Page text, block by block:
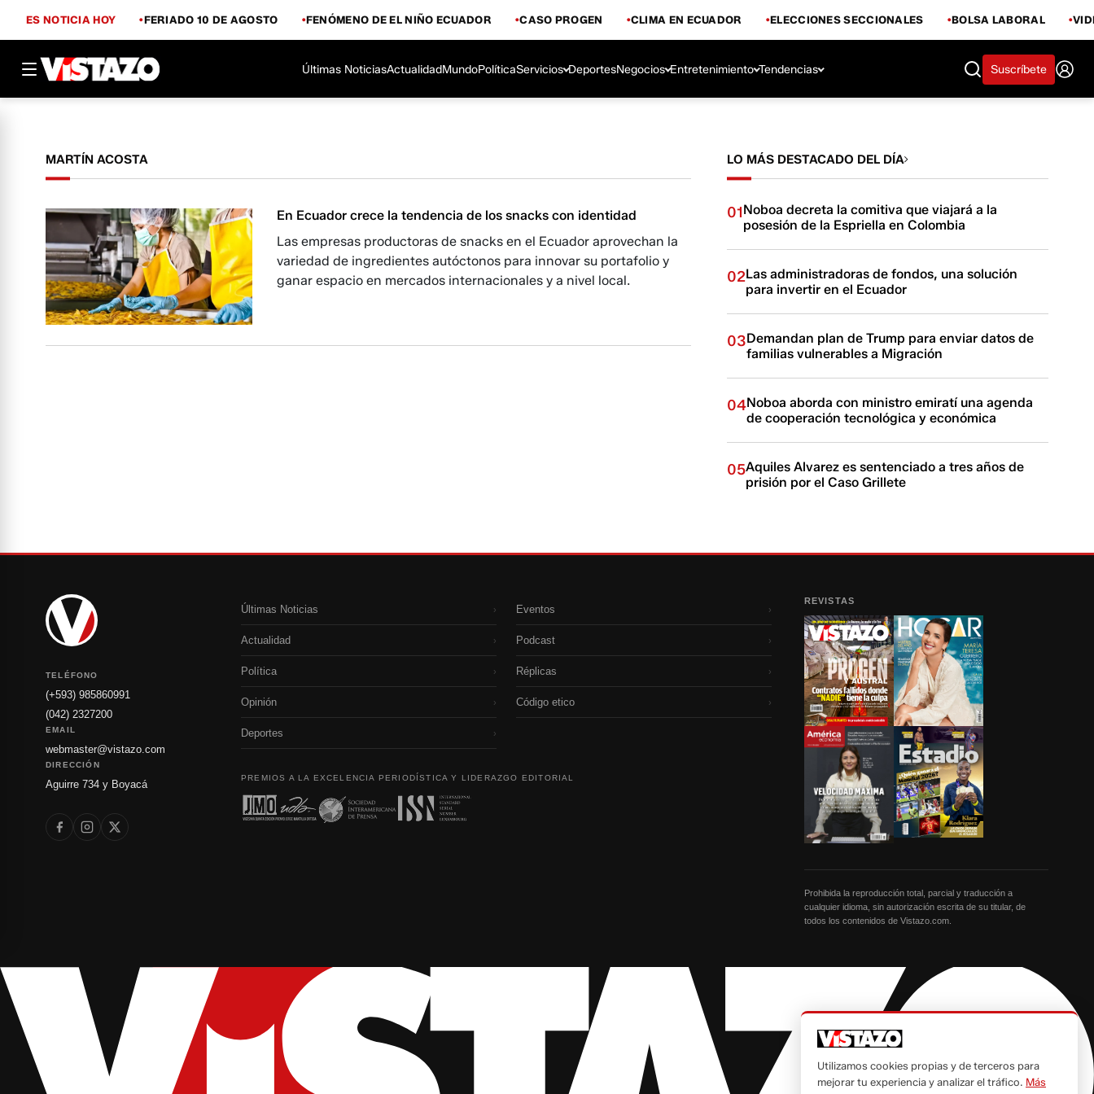
ES NOTICIA HOY FERIADO 10 DE AGOSTO FENÓMENO DE EL NIÑO ECUADOR CASO PROGEN CLIMA EN ECUADOR ELECCIONES SECCIONALES BOLSA LABORAL
Últimas NoticiasActualidadMundoPolíticaServicios DeportesNegocios Entretenimiento Tendencias Suscríbete
MARTÍN ACOSTA
En Ecuador crece la tendencia de los snacks con identidad
Las empresas productoras de snacks en el Ecuador aprovechan la
variedad de ingredientes autóctonos para innovar su portafolio y
ganar espacio en mercados internacionales y a nivel local.
LO MÁS DESTACADO DEL DÍA
01Noboa decreta la comitiva que viajará a la
posesión de la Espriella en Colombia
02Las administradoras de fondos, una solución
para invertir en el Ecuador
03Demandan plan de Trump para enviar datos de
familias vulnerables a Migración
04Noboa aborda con ministro emiratí una agenda
de cooperación tecnológica y económica
05Aquiles Alvarez es sentenciado a tres años de
prisión por el Caso Grillete
TELÉFONO
(+593) 985860991
(042) 2327200
EMAIL
webmaster@vistazo.com
DIRECCIÓN
Aguirre 734 y Boyacá
Últimas Noticias ›
Actualidad ›
Política ›
Opinión ›
Deportes ›
Eventos ›
Podcast ›
Réplicas ›
Código etico ›
PREMIOS A LA EXCELENCIA PERIODÍSTICA Y LIDERAZGO EDITORIAL
REVISTAS
Prohibida la reproducción total, parcial y traducción a
cualquier idioma, sin autorización escrita de su titular, de
todos los contenidos de Vistazo.com.
Utilizamos cookies propias y de terceros para
mejorar tu experiencia y analizar el tráfico. Más